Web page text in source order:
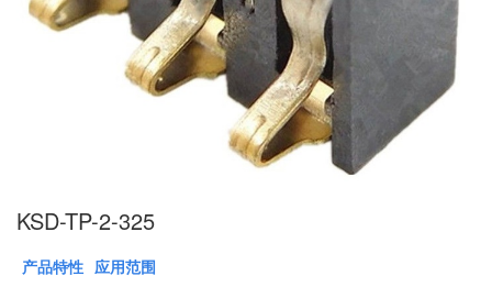
KSD-TP-2-325
产品特性 应用范围